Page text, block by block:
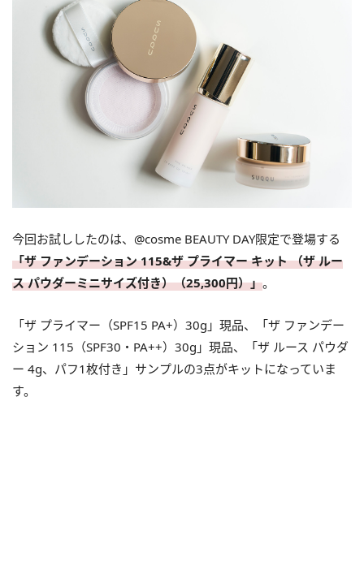
今回お試ししたのは、@cosme BEAUTY DAY限定で登場する
「ザ ファンデーション 115&ザ プライマー キット （ザ ルー
ス パウダーミニサイズ付き）（25,300円）」。
「ザ プライマー（SPF15 PA+）30g」現品、「ザ ファンデー
ション 115（SPF30・PA++）30g」現品、「ザ ルース パウダ
ー 4g、パフ1枚付き」サンプルの3点がキットになっていま
す。